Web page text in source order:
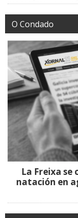
O Condado
La Freixa
natación en